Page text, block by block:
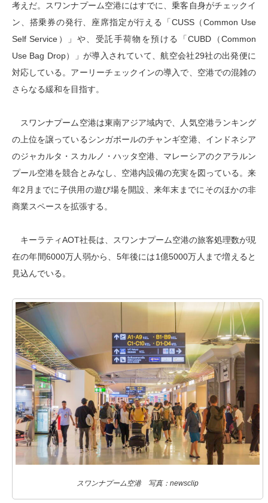
考えだ。スワンナプーム空港にはすでに、乗客自身がチェックイ
ン、搭乗券の発行、座席指定が行える「CUSS（Common Use
Self Service）」や、受託手荷物を預ける「CUBD（Common
Use Bag Drop）」が導入されていて、航空会社29社の出発便に
対応している。アーリーチェックインの導入で、空港での混雑の
さらなる緩和を目指す。
スワンナプーム空港は東南アジア域内で、人気空港ランキング
の上位を譲っているシンガポールのチャンギ空港、インドネシア
のジャカルタ・スカルノ・ハッタ空港、マレーシアのクアラルン
プール空港を競合とみなし、空港内設備の充実を図っている。来
年2月までに子供用の遊び場を開設、来年末までにそのほかの非
商業スペースを拡張する。
キーラティAOT社長は、スワンナプーム空港の旅客処理数が現
在の年間6000万人弱から、5年後には1億5000万人まで増えると
見込んでいる。
スワンナプーム空港 写真：newsclip